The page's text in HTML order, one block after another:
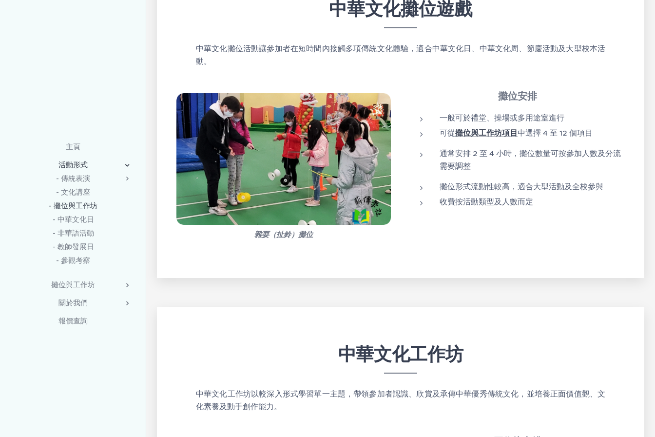
主頁
活動形式
- 傳統表演
- 文化講座
- 攤位與工作坊
- 中華文化日
- 非華語活動
- 教師發展日
- 參觀考察
攤位與工作坊
關於我們
報價查詢
中華文化攤位遊戲
中華文化攤位活動讓參加者在短時間內接觸多項傳統文化體驗，適合中華文化日、中華文化周、節慶活動及大型校本活
動。
雜耍（扯鈴）攤位
攤位安排
一般可於禮堂、操場或多用途室進行
可從攤位與工作坊項目 中選擇 4 至 12 個項目
通常安排 2 至 4 小時，攤位數量可按參加人數及分流
需要調整
攤位形式流動性較高，適合大型活動及全校參與
收費按活動類型及人數而定
中華文化工作坊
中華文化工作坊以較深入形式學習單一主題，帶領參加者認識、欣賞及承傳中華優秀傳統文化，並培養正面價值觀、文
化素養及動手創作能力。